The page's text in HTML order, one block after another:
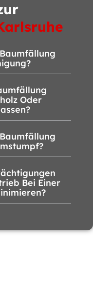
Oder
Bei Einer